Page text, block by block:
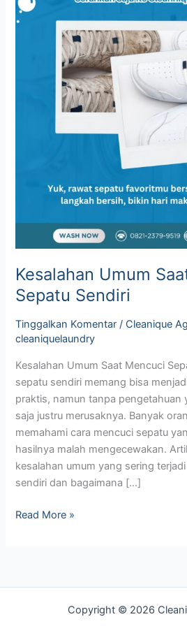
Kesalahan Umum
Sepatu Sendiri
Tinggalkan Komentar / Cleanique
cleaniquelaundry
Kesalahan Umum Saat Mencuci
sepatu sendiri memang bisa
praktis, namun tanpa pengetahuan
saja justru merusaknya. Banyak
memahami cara mencuci sepatu
hasilnya malah mengecewakan.
kesalahan umum yang sering
sendiri dan bagaimana […]
Read More »
Copyright © 2026